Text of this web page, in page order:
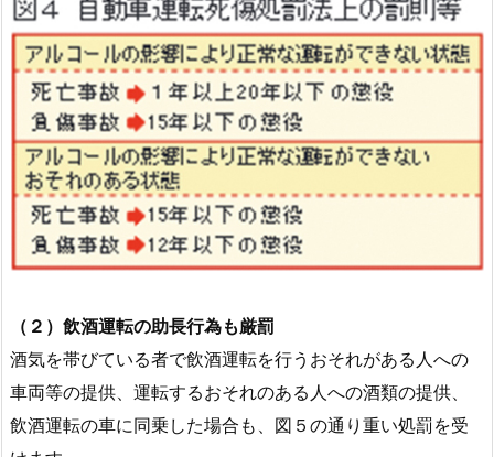
（２）飲酒運転の助長行為も厳罰
酒気を帯びている者で飲酒運転を行うおそれがある人への
車両等の提供、運転するおそれのある人への酒類の提供、
飲酒運転の車に同乗した場合も、図５の通り重い処罰を受